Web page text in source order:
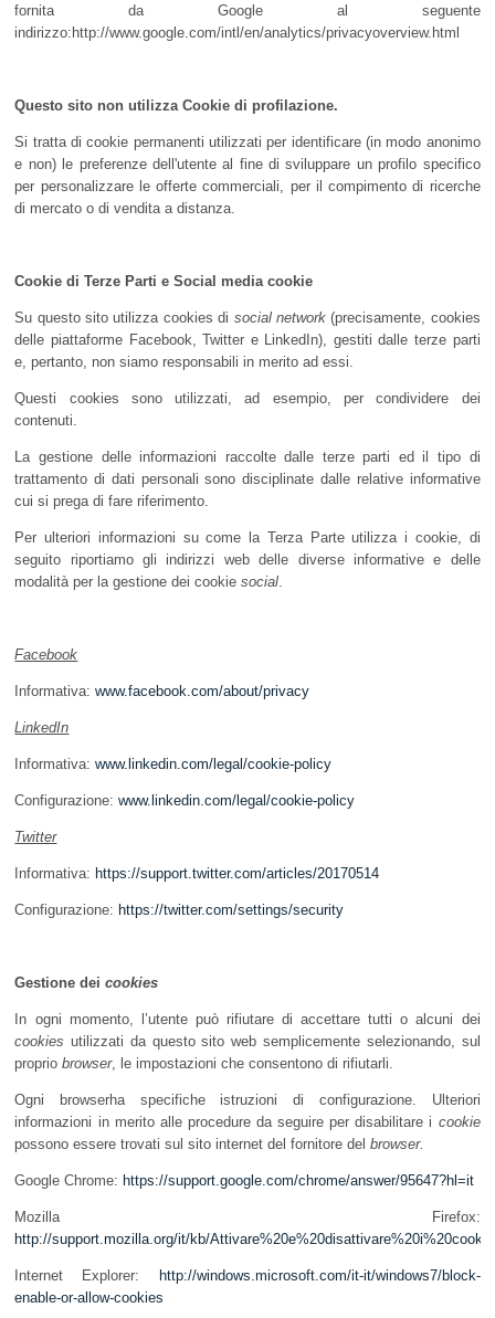
fornita da Google al seguente
indirizzo:http://www.google.com/intl/en/analytics/privacyoverview.html
Questo sito non utilizza Cookie di profilazione.
Si tratta di cookie permanenti utilizzati per identificare (in modo anonimo
e non) le preferenze dell'utente al fine di sviluppare un profilo specifico
per personalizzare le offerte commerciali, per il compimento di ricerche
di mercato o di vendita a distanza.
Cookie di Terze Parti e Social media cookie
Su questo sito utilizza cookies di social network(precisamente, cookies
delle piattaforme Facebook, Twitter e LinkedIn), gestiti dalle terze parti
e, pertanto, non siamo responsabili in merito ad essi.
Questi cookies sono utilizzati, ad esempio, per condividere dei
contenuti.
La gestione delle informazioni raccolte dalle terze parti ed il tipo di
trattamento di dati personali sono disciplinate dalle relative informative
cui si prega di fare riferimento.
Per ulteriori informazioni su come la Terza Parte utilizza i cookie, di
seguito riportiamo gli indirizzi web delle diverse informative e delle
modalità per la gestione dei cookiesocial.
Facebook
Informativa:www.facebook.com/about/privacy
LinkedIn
Informativa:www.linkedin.com/legal/cookie-policy
Configurazione:www.linkedin.com/legal/cookie-policy
Twitter
Informativa: https://support.twitter.com/articles/20170514
Configurazione: https://twitter.com/settings/security
Gestione deicookies
In ogni momento, l’utente può rifiutare di accettare tutti o alcuni dei
cookiesutilizzati da questo sito web semplicemente selezionando, sul
propriobrowser, le impostazioni che consentono di rifiutarli.
Ogni browserha specifiche istruzioni di configurazione. Ulteriori
informazioni in merito alle procedure da seguire per disabilitare i cookie
possono essere trovati sul sito internet del fornitore delbrowser.
Google Chrome: https://support.google.com/chrome/answer/95647?hl=it
Mozilla Firefox:
http://support.mozilla.org/it/kb/Attivare%20e%20disattivare%20i%20cookie
Internet Explorer:
http://windows.microsoft.com/it-it/windows7/block-
enable-or-allow-cookies